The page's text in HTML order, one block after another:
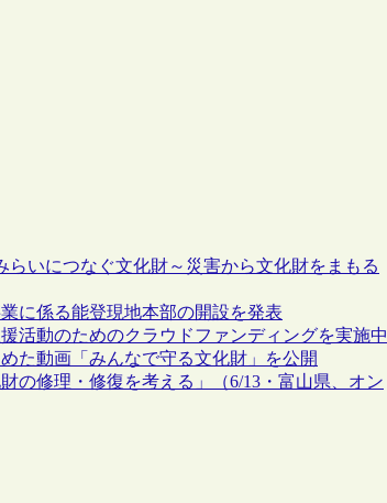
らいにつなぐ文化財～災害から文化財をまもる
に係る能登現地本部の開設を発表
活動のためのクラウドファンディングを実施中
た動画「みんなで守る文化財」を公開
の修理・修復を考える」（6/13・富山県、オン